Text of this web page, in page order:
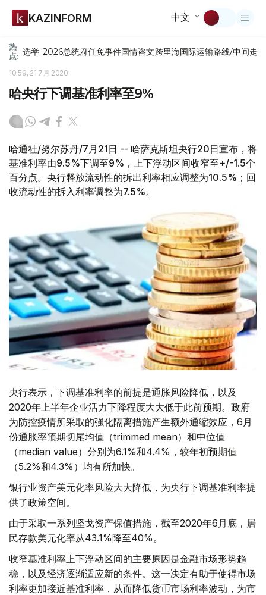
KAZINFORM 中文
热
点: 选举-2026总统府任免事件国情咨文跨里海国际运输路线/中间走廊
10:59, 21 7月 2020
哈央行下调基准利率至9%
哈通社/努尔苏丹/7月21日 -- 哈萨克斯坦央行20日宣布，将
基准利率由9.5%下调至9%，上下浮动区间收窄至+/-1.5个
百分点。央行释放流动性的拆出利率相应调整为10.5%；回
收流动性的拆入利率调整为7.5%。
央行表示，下调基准利率的前提是通胀风险降低，以及
2020年上半年企业活力下降程度大大低于此前预期。政府
为防控疫情所采取的强化隔离措施产生额外通缩效应，6月
份通胀率预期切尾均值（trimmed mean）和中位值
（median value）分别为6.1%和4.4%，较年初预期值
（5.2%和4.3%）均有所加快。
银行业资产美元化率风险大大降低，为央行下调基准利率提
供了政策空间。
由于采取一系列坚戈资产保值措施，截至2020年6月底，居
民存款美元化率从43.1%降至40%。
收窄基准利率上下浮动区间的主要原因是金融市场形势趋
稳，以及经济逐渐适应新的条件。这一决定有助于使得市场
利率更加接近基准利率，从而降低货币市场利率波动，为市